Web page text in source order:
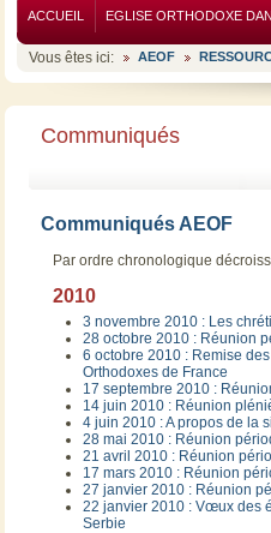
ACCUEIL EGLISE ORTHODOXE
Vous êtes ici: AEOF
Communiqués
Communiqués AEOF
Par ordre chronologique
2010
3 novembre 2010 : Les
28 octobre 2010 : Réunion
6 octobre 2010 : Remise
Orthodoxes de France
17 septembre 2010 :
14 juin 2010 : Réunion
4 juin 2010 : A propos de la
28 mai 2010 : Réunion
21 avril 2010 : Réunion
17 mars 2010 : Réunion
27 janvier 2010 : Réunion
22 janvier 2010 : Vœux des
Serbie